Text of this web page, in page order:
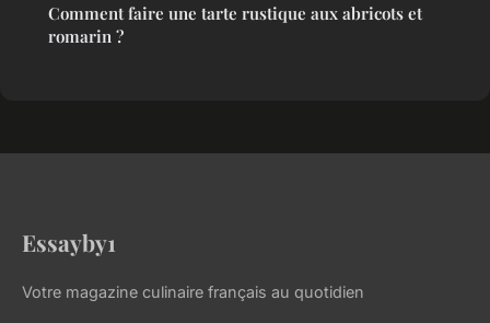
Comment faire une tarte rustique aux abricots et
romarin ?
Essayby1
Votre magazine culinaire français au quotidien